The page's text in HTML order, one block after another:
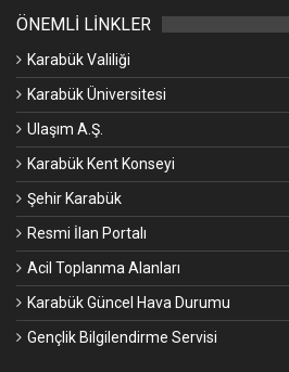
ÖNEMLİ LİNKLER
Karabük Valiliği
Karabük Üniversitesi
Ulaşım A.Ş.
Karabük Kent Konseyi
Şehir Karabük
Resmi İlan Portalı
Acil Toplanma Alanları
Karabük Güncel Hava Durumu
Gençlik Bilgilendirme Servisi